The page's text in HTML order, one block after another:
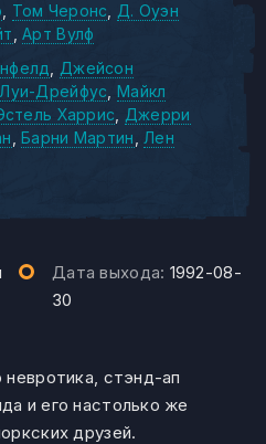
Том Черонс
Д. Оуэн
Арт Вулф
Джейсон
Дрейфус Майкл
Харрис
Джерри
Барни Мартин
Лен
Дата выхода: 1992-08-
30
невротика, стэнд-ап
и его настолько же
друзей.